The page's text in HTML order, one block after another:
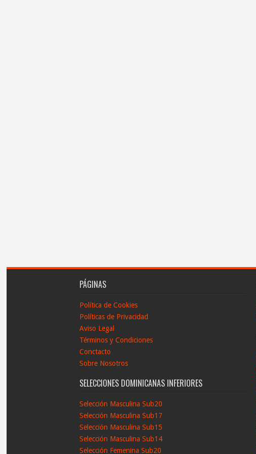
PÁGINAS
Política de Cookies
Políticas de Privacidad
Aviso Legal
Términos y Condiciones
Conctacto
Sobre Nosotros
SELECCIONES DOMINICANAS INFERIORES
Selección Masculina Sub20
Selección Masculina Sub17
Selección Masculina Sub15
Selección Masculina Sub14
Selección Femenina Sub20